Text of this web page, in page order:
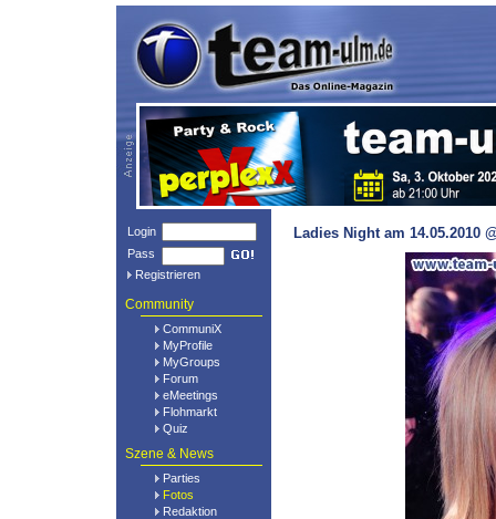
Login
Pass
Registrieren
Community
CommuniX
MyProfile
MyGroups
Forum
eMeetings
Flohmarkt
Quiz
Szene & News
Parties
Fotos
Redaktion
Ladies Night am 14.05.2010